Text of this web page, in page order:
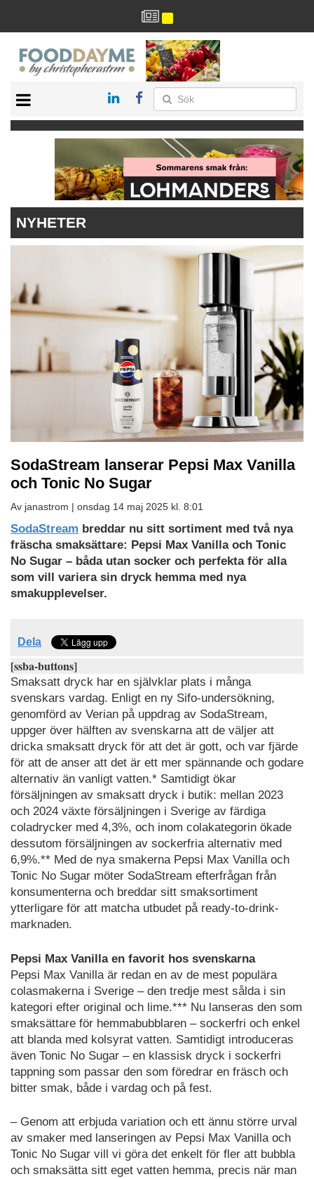
DRYCK
RECEPT
RESTAURANG
NYHETER
SodaStream lanserar Pepsi Max Vanilla
och Tonic No Sugar
Av janastrom | onsdag 14 maj 2025 kl. 8:01
SodaStream breddar nu sitt sortiment med två nya
fräscha smaksättare: Pepsi Max Vanilla och Tonic
No Sugar – båda utan socker och perfekta för alla
som vill variera sin dryck hemma med nya
smakupplevelser.
Dela
[ssba-buttons]
Smaksatt dryck har en självklar plats i många
svenskars vardag. Enligt en ny Sifo-undersökning,
genomförd av Verian på uppdrag av SodaStream,
uppger över hälften av svenskarna att de väljer att
dricka smaksatt dryck för att det är gott, och var fjärde
för att de anser att det är ett mer spännande och godare
alternativ än vanligt vatten.* Samtidigt ökar
försäljningen av smaksatt dryck i butik: mellan 2023
och 2024 växte försäljningen i Sverige av färdiga
coladrycker med 4,3%, och inom colakategorin ökade
dessutom försäljningen av sockerfria alternativ med
6,9%.** Med de nya smakerna Pepsi Max Vanilla och
Tonic No Sugar möter SodaStream efterfrågan från
konsumenterna och breddar sitt smaksortiment
ytterligare för att matcha utbudet på ready-to-drink-
marknaden.
Pepsi Max Vanilla en favorit hos svenskarna
Pepsi Max Vanilla är redan en av de mest populära
colasmakerna i Sverige – den tredje mest sålda i sin
kategori efter original och lime.*** Nu lanseras den som
smaksättare för hemmabubblaren – sockerfri och enkel
att blanda med kolsyrat vatten. Samtidigt introduceras
även Tonic No Sugar – en klassisk dryck i sockerfri
tappning som passar den som föredrar en fräsch och
bitter smak, både i vardag och på fest.
– Genom att erbjuda variation och ett ännu större urval
av smaker med lanseringen av Pepsi Max Vanilla och
Tonic No Sugar vill vi göra det enkelt för fler att bubbla
och smaksätta sitt eget vatten hemma, precis när man